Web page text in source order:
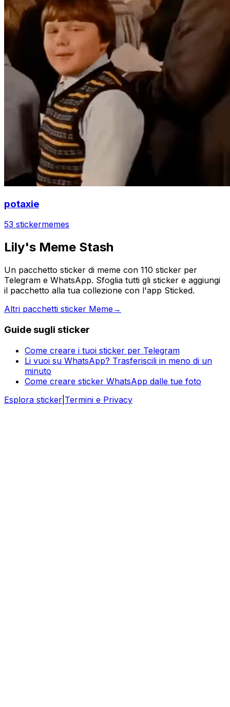
potaxie
53 stickermemes
Lily's Meme Stash
Un pacchetto sticker di meme con 110 sticker per
Telegram e WhatsApp. Sfoglia tutti gli sticker e aggiungi
il pacchetto alla tua collezione con l'app Sticked.
Altri pacchetti sticker Meme→
Guide sugli sticker
Come creare i tuoi sticker per Telegram
Li vuoi su WhatsApp? Trasferiscili in meno di un
minuto
Come creare sticker WhatsApp dalle tue foto
Esplora sticker Termini e Privacy